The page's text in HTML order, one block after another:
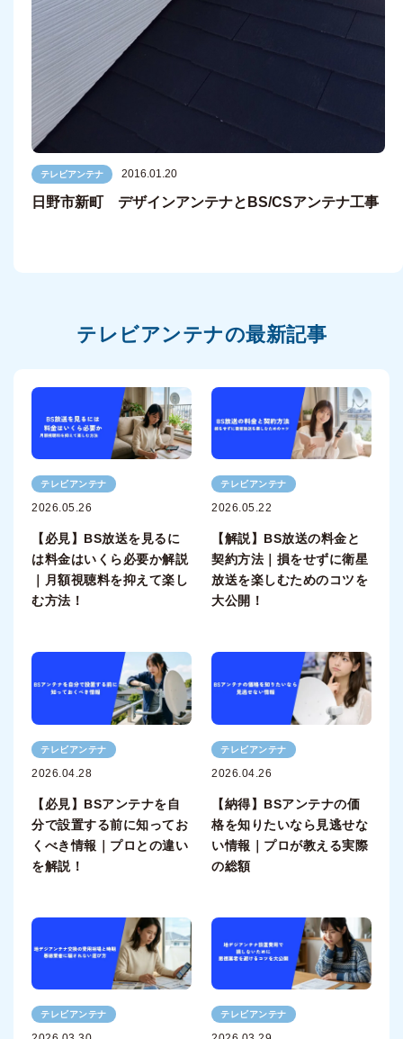
テレビアンテナ 2016.01.20
日野市新町 デザインアンテナとBS/CSアンテナ工事
テレビアンテナの最新記事
テレビアンテナ
2026.05.26
【必見】BS放送を見るに
は料金はいくら必要か解説
｜月額視聴料を抑えて楽し
む方法！
テレビアンテナ
2026.05.22
【解説】BS放送の料金と
契約方法｜損をせずに衛星
放送を楽しむためのコツを
大公開！
テレビアンテナ
2026.04.28
【必見】BSアンテナを自
分で設置する前に知ってお
くべき情報｜プロとの違い
を解説！
テレビアンテナ
2026.04.26
【納得】BSアンテナの価
格を知りたいなら見逃せな
い情報｜プロが教える実際
の総額
テレビアンテナ テレビアンテナ